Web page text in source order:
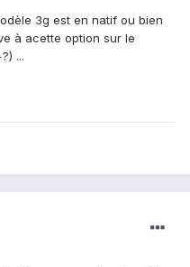
3g est en natif ou bien
à acette option sur le
...